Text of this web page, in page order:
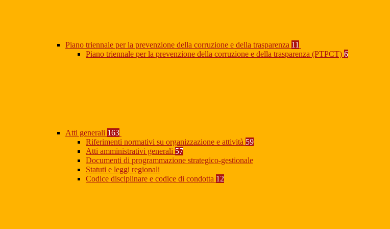
Piano triennale per la prevenzione della corruzione e della trasparenza 11
Piano triennale per la prevenzione della corruzione e della trasparenza (PTPCT) 6
Atti generali 163
Riferimenti normativi su organizzazione e attività 59
Atti amministrativi generali 57
Documenti di programmazione strategico-gestionale
Statuti e leggi regionali
Codice disciplinare e codice di condotta 12